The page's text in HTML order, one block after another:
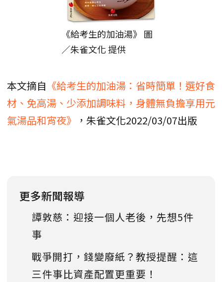
《給考生的加油湯》 圖
／朱雀文化 提供
本文摘自 《給考生的加油湯：省時簡單！選好食
材、免高湯、少添加調味料，身體無負擔享用元
氣湯品和宵夜》
，朱雀文化2022/03/07出版
更多新聞報導
譚敦慈：迎接一個人老後，先想5件
事
戰爭開打，錢變廢紙？教授提醒：這
三件事比資產配置更重要！